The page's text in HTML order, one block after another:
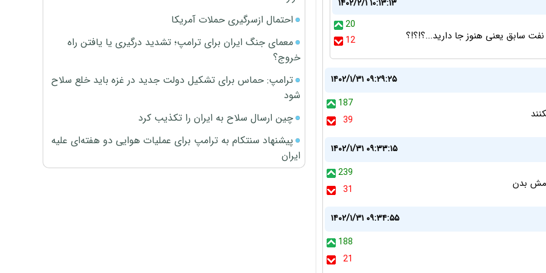
۱۴۰۲/۲/۱ ۱۰:۱۳:۱۳
20
12
نفت سابق یعنی هنوز جا دارید...؟!؟!؟
۱۴۰۲/۱/۳۱ ۰۹:۲۹:۲۵
187
39
۱۴۰۲/۱/۳۱ ۰۹:۳۳:۱۵
239
31
بدن
۱۴۰۲/۱/۳۱ ۰۹:۳۴:۵۵
188
21
احتمال ازسرگیری حملات آمریکا
معمای جنگ ایران برای ترامپ؛ تشدید درگیری یا یافتن راه
خروج؟
ترامپ: حماس برای تشکیل دولت جدید در غزه باید خلع سلاح
شود
چین ارسال سلاح به ایران را تکذیب کرد
پیشنهاد سنتکام به ترامپ برای عملیات هوایی دو هفته‌ای علیه
ایران